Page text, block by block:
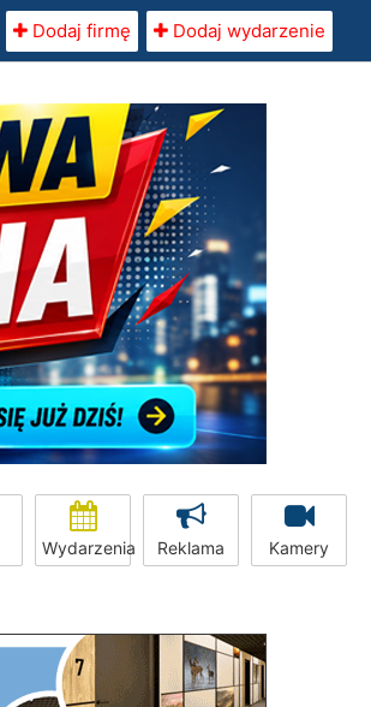
Dodaj firmę Dodaj wydarzenie
Wydarzenia Reklama Kamery